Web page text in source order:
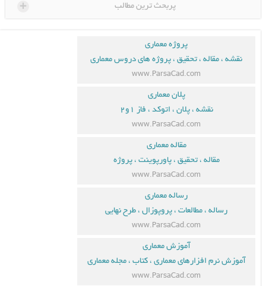
پربحث ترین مطالب +
پروژه معماری
نقشه ، مقاله ، تحقیق ، پروژه های دروس معماری
www.ParsaCad.com
پلان معماری
نقشه ، پلان ، اتوکد ، فاز ۱و۲
www.ParsaCad.com
مقاله معماری
مقاله ، تحقیق ، پاورپوینت ، پروژه
www.ParsaCad.com
رساله معماری
رساله ، مطالعات ، پروپوزال ، طرح نهایی
www.ParsaCad.com
آموزش معماری
آموزش نرم افزارهای معماری ، کتاب ، مجله معماری
www.ParsaCad.com